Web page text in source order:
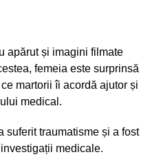
apărut și imagini filmate
femeia este surprinsă
martorii îi acordă ajutor și
medical.
suferit traumatisme și a fost
medicale.